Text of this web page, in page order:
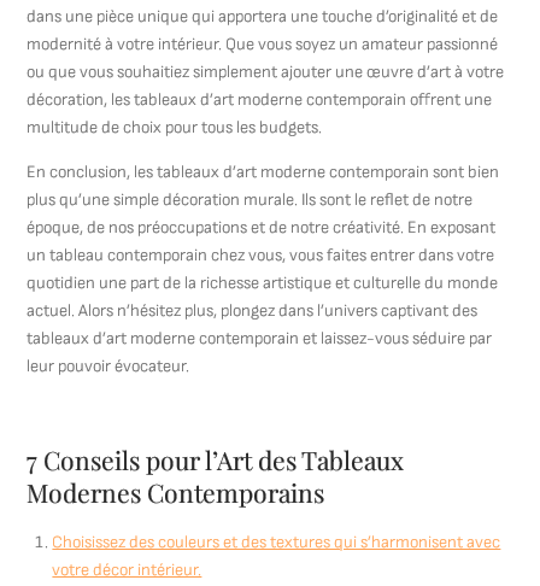
dans une pièce unique qui apportera une touche d’originalité et de
modernité à votre intérieur. Que vous soyez un amateur passionné
ou que vous souhaitiez simplement ajouter une œuvre d’art à votre
décoration, les tableaux d’art moderne contemporain offrent une
multitude de choix pour tous les budgets.
En conclusion, les tableaux d’art moderne contemporain sont bien
plus qu’une simple décoration murale. Ils sont le reflet de notre
époque, de nos préoccupations et de notre créativité. En exposant
un tableau contemporain chez vous, vous faites entrer dans votre
quotidien une part de la richesse artistique et culturelle du monde
actuel. Alors n’hésitez plus, plongez dans l’univers captivant des
tableaux d’art moderne contemporain et laissez-vous séduire par
leur pouvoir évocateur.
7 Conseils pour l’Art des Tableaux
Modernes Contemporains
Choisissez des couleurs et des textures qui s’harmonisent avec
votre décor intérieur.